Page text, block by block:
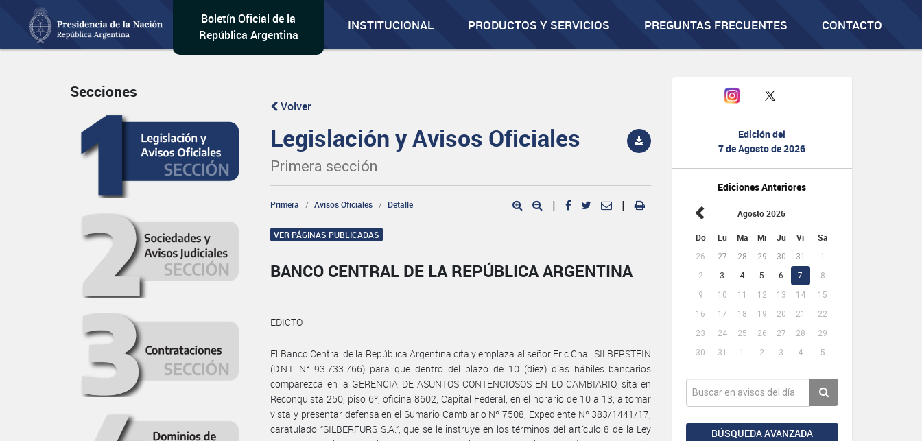
Boletín Oficial de la
República Argentina
INSTITUCIONAL PRODUCTOS Y SERVICIOS PREGUNTAS FRECUENTES CONTACTO
Edición del
7 de Agosto de 2026
Ediciones Anteriores
Agosto 2026
Do Lu Ma Mi Ju Vi Sa
26 27 28 29 30 31
1
2
3 4 5 6 7
8
9
10 11 12 13 14
15
16
17 18 19 20 21
22
23
24 25 26 27 28
29
30
31 1 2 3 4 5
BÚSQUEDA AVANZADA
Secciones
Volver
Legislación y Avisos Oficiales
Primera sección
Primera Avisos Oficiales Detalle | |
VER PÁGINAS PUBLICADAS
BANCO CENTRAL DE LA REPÚBLICA ARGENTINA
EDICTO
El Banco Central de la República Argentina cita y emplaza al señor Eric Chail SILBERSTEIN
(D.N.I. N° 93.733.766) para que dentro del plazo de 10 (diez) días hábiles bancarios
comparezca en la GERENCIA DE ASUNTOS CONTENCIOSOS EN LO CAMBIARIO, sita en
Reconquista 250, piso 6º, oficina 8602, Capital Federal, en el horario de 10 a 13, a tomar
vista y presentar defensa en el Sumario Cambiario Nº 7508, Expediente Nº 383/1441/17,
caratulado “SILBERFURS S.A.”, que se le instruye en los términos del artículo 8 de la Ley